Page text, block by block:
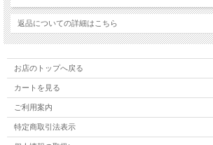
返品についての詳細はこちら
お店のトップへ戻る
カートを見る
ご利用案内
特定商取引法表示